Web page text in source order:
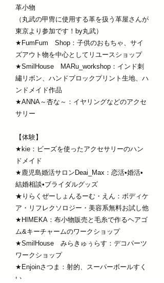
革小物
（丸武の甲冑に使用する革を扱う革屋さんが
東京より参加です！by丸武）
★FumFum Shop：子供のおもちゃ、サイ
ズアウト物を中心としてリユースショップ
★SmilHouse MARu_workshop：インド刺
繡リボン、ハンドブロックプリント生地、ハ
ンドメイド作品
★ANNA～杏な～：イヤリングなどのアクセ
サリー
【体験】
★kie：ビーズを使ったアクセサリーのハン
ドメイド
★鹿児島婚活サロンDeai_Max：恋活•婚活•
結婚相談•ブライダルグッズ
★りらくぜーしょんるーむ・えん：ボディケ
ア・リフレクソロジー・美容系無料お試し他
★HIMEKA：布小物販売と毛糸で作るヘアゴ
ム&キーチャームのワークショップ
★SmilHouse みらきゅぅらす：デコパーツ
ワークショップ
★Enjoinさつま：射的、スーパーボールすく
い